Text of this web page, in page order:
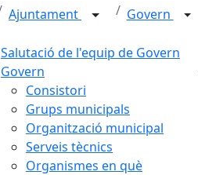
Ajuntament Govern
Salutació de l'equip de Govern
Govern
Consistori
Grups municipals
Organització municipal
Serveis tècnics
Organismes en què